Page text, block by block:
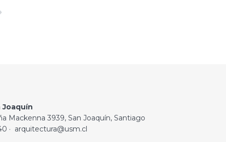
Joaquín
Mackenna 3939, San Joaquín, Santiago
· arquitectura@usm.cl